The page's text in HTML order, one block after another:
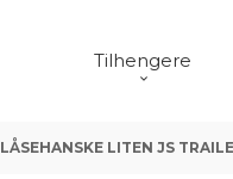
Tilhengere
LÅSEHANSKE LITEN JS